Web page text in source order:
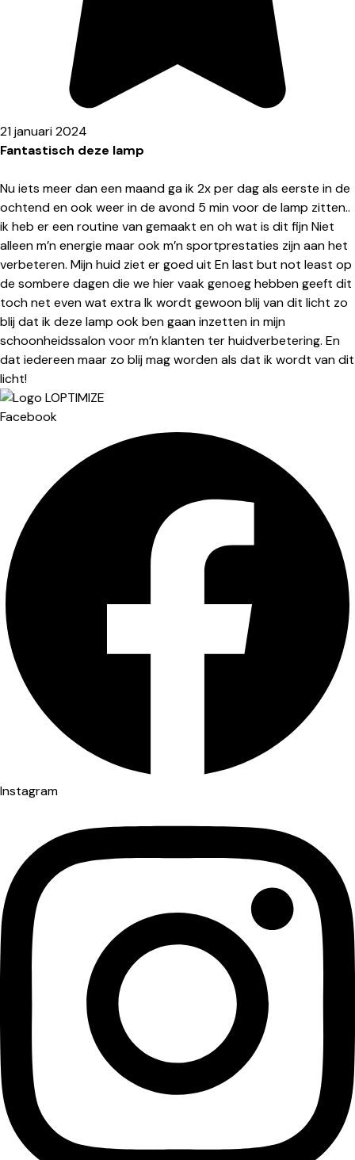
21 januari 2024
Fantastisch deze lamp
Nu iets meer dan een maand ga ik 2x per dag als eerste in de
ochtend en ook weer in de avond 5 min voor de lamp zitten..
ik heb er een routine van gemaakt en oh wat is dit fijn Niet
alleen m’n energie maar ook m’n sportprestaties zijn aan het
verbeteren. Mijn huid ziet er goed uit En last but not least op
de sombere dagen die we hier vaak genoeg hebben geeft dit
toch net even wat extra Ik wordt gewoon blij van dit licht zo
blij dat ik deze lamp ook ben gaan inzetten in mijn
schoonheidssalon voor m’n klanten ter huidverbetering. En
dat iedereen maar zo blij mag worden als dat ik wordt van dit
licht!
Facebook
Instagram